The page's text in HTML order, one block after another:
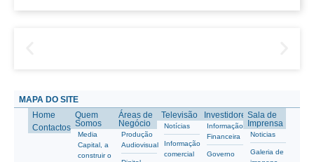
MAPA DO SITE
Home
Contactos
Quem
Somos
Media
Capital, a
construir o
Áreas de
Negócio
Produção
Audiovisual
Televisão
Notícias
Informação
comercial
Investidores
Informação
Financeira
Governo
Sala de
Imprensa
Noticias
Galeria de